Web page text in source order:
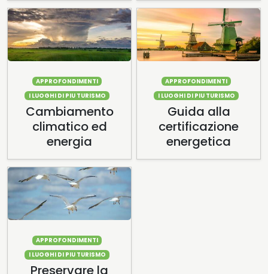
APPROFONDIMENTI
I LUOGHI DI PIU TURISMO
Cambiamento
climatico ed
energia
APPROFONDIMENTI
I LUOGHI DI PIU TURISMO
Guida alla
certificazione
energetica
APPROFONDIMENTI
I LUOGHI DI PIU TURISMO
Preservare la